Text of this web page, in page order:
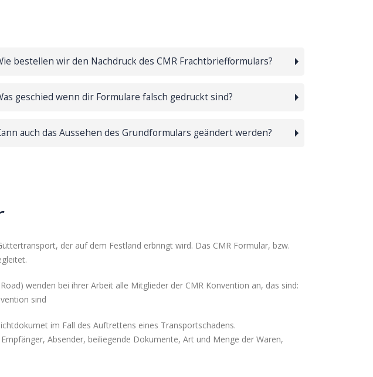
bestellen wir den Nachdruck des CMR Frachtbriefformulars?
geschied wenn dir Formulare falsch gedruckt sind?
auch das Aussehen des Grundformulars geändert werden?
der auf dem Festland erbringt wird. Das CMR Formular, bzw.
wenden bei ihrer Arbeit alle Mitglieder der CMR Konvention an, das sind:
sind
im Fall des Auftrettens eines Transportschadens.
Absender, beiliegende Dokumente, Art und Menge der Waren,